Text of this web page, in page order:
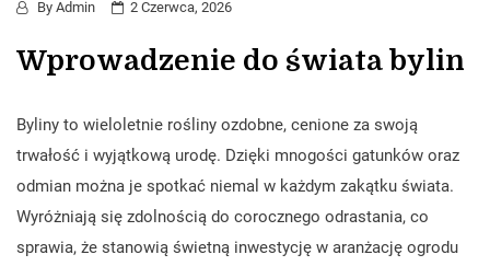
By Admin 2 Czerwca, 2026
Wprowadzenie do świata bylin
Byliny to wieloletnie rośliny ozdobne, cenione za swoją
trwałość i wyjątkową urodę. Dzięki mnogości gatunków oraz
odmian można je spotkać niemal w każdym zakątku świata.
Wyróżniają się zdolnością do corocznego odrastania, co
sprawia, że stanowią świetną inwestycję w aranżację ogrodu